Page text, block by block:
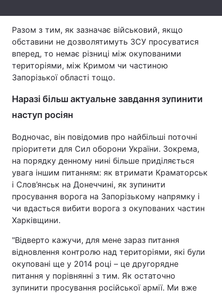
Тема оформлення
Разом з тим, як зазначає військовий, якщо
обставини не дозволятимуть ЗСУ просуватися
вперед, то немає різниці між окупованими
територіями, між Кримом чи частиною
Запорізької області тощо.
Наразі більш актуальне завдання зупинити
наступ росіян
Водночас, він повідомив про найбільші поточні
пріоритети для Сил оборони України. Зокрема,
на порядку денному нині більше приділяється
увага іншим питанням: як втримати Краматорськ
і Слов’янськ на Донеччині, як зупинити
просування ворога на Запорізькому напрямку і
чи вдасться вибити ворога з окупованих частин
Харківщини.
"Відверто кажучи, для мене зараз питання
відновлення контролю над територіями, які були
окуповані ще у 2014 році – це другорядне
питання у порівнянні з тим. Як остаточно
зупинити просування російської армії. Ми вже